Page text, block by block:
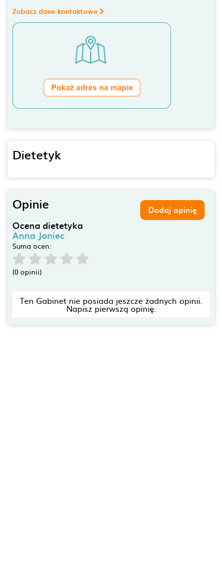
Zobacz dane kontaktowe
Dietetyk
Opinie Dodaj opinię
Ocena dietetyka
Anna Joniec
Suma ocen:
(0 opinii)
Ten Gabinet nie posiada jeszcze żadnych opinii.
Napisz pierwszą opinię.